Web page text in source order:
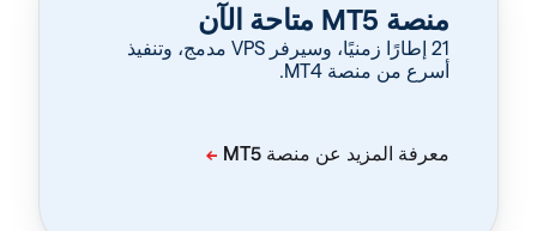
منصة MT5 متاحة الآن
‏21 إطارًا زمنيًا، وسيرفر VPS مدمج، وتنفيذ
أسرع من منصة MT4.